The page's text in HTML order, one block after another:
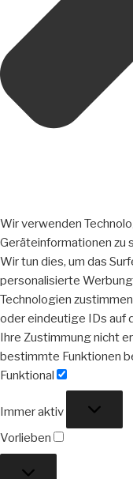
Wir verwenden
Geräteinformationen zu
Wir tun dies, um das
personalisierte
Technologien
oder eindeutige IDs auf
Ihre Zustimmung nicht
bestimmte Funktionen
Funktional
Immer aktiv
Vorlieben